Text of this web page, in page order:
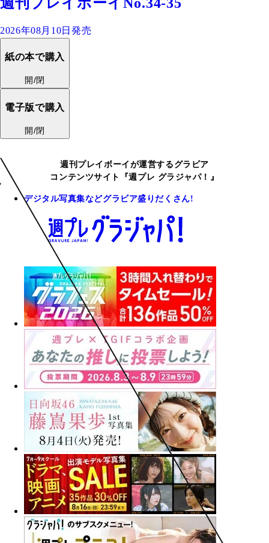
週刊プレイボーイNo.34-35
2026年08月10日発売
紙の本で購入
開/閉
電子版で購入
開/閉
週刊プレイボーイが運営するグラビア
コンテンツサイト『週プレ グラジャパ！』
デジタル写真集などグラビア盛りだくさん!